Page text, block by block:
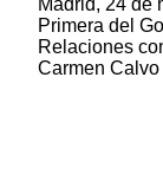
Madrid, 24 de
Primera del
Relaciones
Carmen Calvo